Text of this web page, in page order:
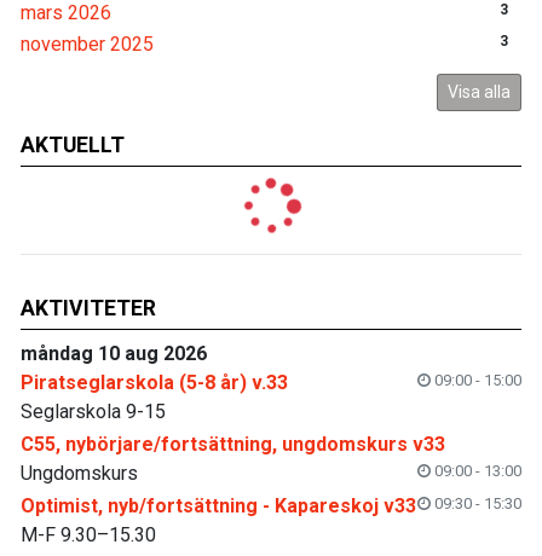
mars 2026 3
november 2025 3
Visa alla
AKTUELLT
AKTIVITETER
måndag 10 aug 2026
Piratseglarskola (5-8 år) v.33
09:00 - 15:00
Seglarskola 9-15
C55, nybörjare/fortsättning, ungdomskurs v33
09:00 - 13:00
Ungdomskurs
Optimist, nyb/fortsättning - Kapareskoj v33
09:30 - 15:30
M-F 9.30–15.30